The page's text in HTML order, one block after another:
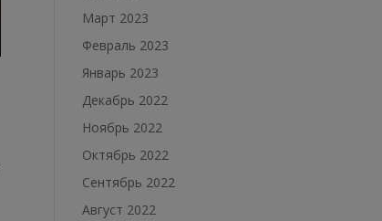
Март 2023
Февраль 2023
Январь 2023
Декабрь 2022
Ноябрь 2022
Октябрь 2022
Сентябрь 2022
Август 2022